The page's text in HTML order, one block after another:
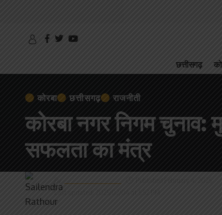
छत्तीसगढ़
कोरबा छत्तीसगढ़ राजनीती
कोरबा नगर निगम चुनाव:
सफलता का मंत्र
Last updated: 2025/02/04 at 5:52 PM